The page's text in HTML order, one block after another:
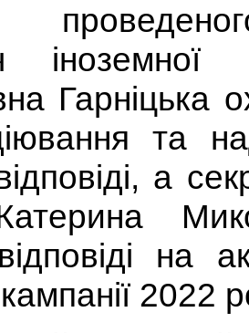
Гарніцька
та
а
Катерина
на
2022